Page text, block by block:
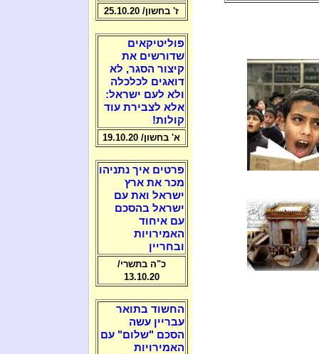
ז' בחשון/ 25.10.20
פוליטיקאים
שדורשים את
קיצור הסגר, לא
דואגים לכלכלה
ולא לעם ישראל:
אלא לצבירת עוד
קולות!
א' בחשון/ 19.10.20
פרטים איך נתניהו
מכר את ארץ
ישראל ואת עם
ישראל בהסכם
עם איחוד
האמירויות
ובחריין
כ"ה בתשרי/
13.10.20
החשוד בתואר
עבריין עשה
הסכם "שלום" עם
האמירויות